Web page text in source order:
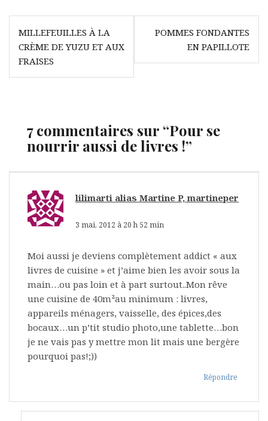
Navigation
de
l’article
MILLEFEUILLES À LA
CRÈME DE YUZU ET AUX
FRAISES
POMMES FONDANTES
EN PAPILLOTE
7 commentaires sur “Pour se
nourrir aussi de livres !”
lilimarti alias Martine P, martineper
dit :
3 mai, 2012 à 20 h 52 min
Moi aussi je deviens complètement addict « aux
livres de cuisine » et j’aime bien les avoir sous la
main…ou pas loin et à part surtout..Mon rêve
une cuisine de 40m²au minimum : livres,
appareils ménagers, vaisselle, des épices,des
bocaux…un p’tit studio photo,une tablette…bon
je ne vais pas y mettre mon lit mais une bergère
pourquoi pas!;))
Répondre